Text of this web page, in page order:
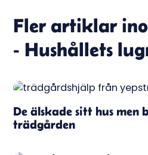
Fler artiklar
- Hushållets
De älskade sitt hus men
trädgården